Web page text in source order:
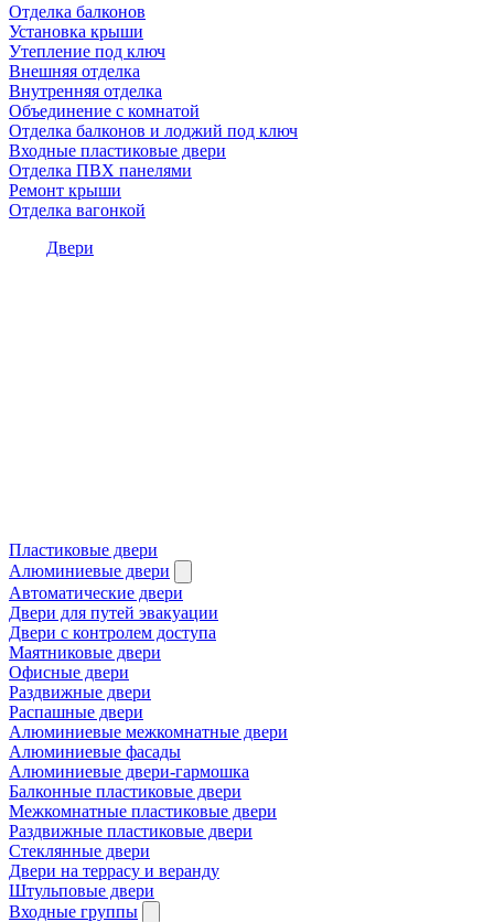
Отделка балконов
Установка крыши
Утепление под ключ
Внешняя отделка
Внутренняя отделка
Объединение с комнатой
Отделка балконов и лоджий под ключ
Входные пластиковые двери
Отделка ПВХ панелями
Ремонт крыши
Отделка вагонкой
Двери
Пластиковые двери
Алюминиевые двери
Автоматические двери
Двери для путей эвакуации
Двери с контролем доступа
Маятниковые двери
Офисные двери
Раздвижные двери
Распашные двери
Алюминиевые межкомнатные двери
Алюминиевые фасады
Алюминиевые двери-гармошка
Балконные пластиковые двери
Межкомнатные пластиковые двери
Раздвижные пластиковые двери
Стеклянные двери
Двери на террасу и веранду
Штульповые двери
Входные группы